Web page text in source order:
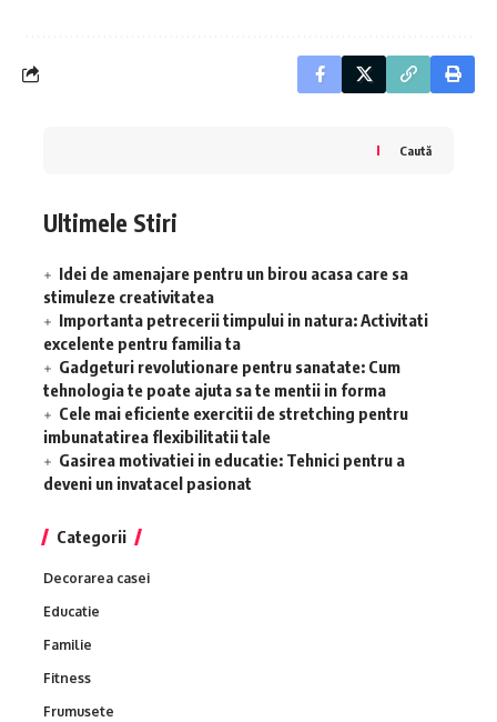
Caută
Ultimele Stiri
Idei de amenajare pentru un birou acasa care sa
stimuleze creativitatea
Importanta petrecerii timpului in natura: Activitati
excelente pentru familia ta
Gadgeturi revolutionare pentru sanatate: Cum
tehnologia te poate ajuta sa te mentii in forma
Cele mai eficiente exercitii de stretching pentru
imbunatatirea flexibilitatii tale
Gasirea motivatiei in educatie: Tehnici pentru a
deveni un invatacel pasionat
Categorii
Decorarea casei
Educatie
Familie
Fitness
Frumusete